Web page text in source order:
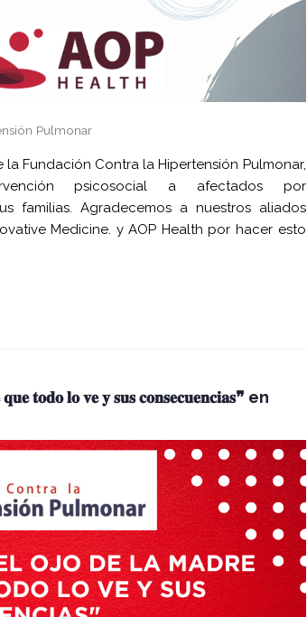
Pulmonar
la Fundación Contra la Hipertensión Pulmonar,
psicosocial a afectados por
familias. Agradecemos a nuestros aliados
Medicine. y AOP Health por hacer esto
𝐭𝐨𝐝𝐨 𝐥𝐨 𝐯𝐞 𝐲 𝐬𝐮𝐬 𝐜𝐨𝐧𝐬𝐞𝐜𝐮𝐞𝐧𝐜𝐢𝐚𝐬❞ en